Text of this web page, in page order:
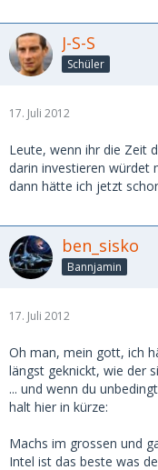
J-S-S
Schüler
17. Juli 2012
Leute, wenn ihr die Zeit
darin investieren würdet
dann hätte ich jetzt
ben_sisko
Bannjamin
17. Juli 2012
Oh man, mein gott, ich
längst geknickt, wie der
... und wenn du
halt hier in kürze:
Machs im grossen und
Intel ist das beste was